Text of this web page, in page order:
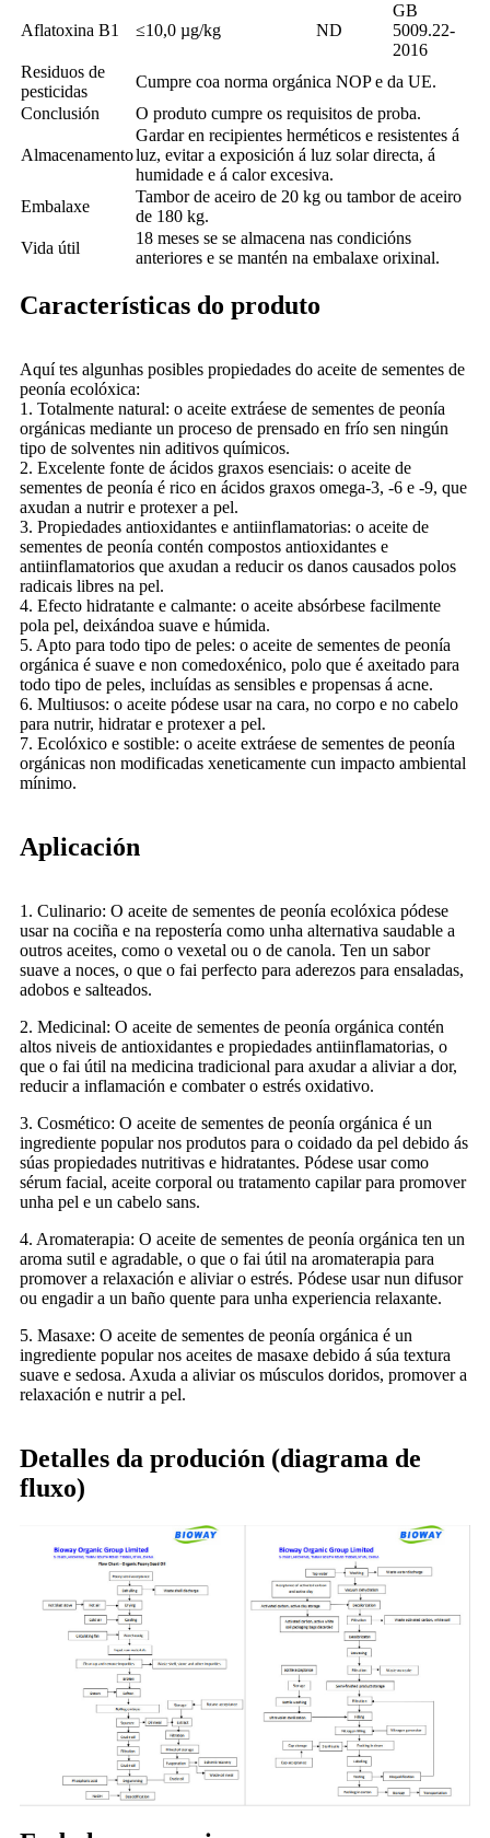
Aflatoxina B1 ≤10,0 µg/kg ND
GB
5009.22-
2016
Residuos de
pesticidas
Cumpre coa norma orgánica NOP e da UE.
Conclusión
O produto cumpre os requisitos de proba.
Almacenamento
Gardar en recipientes herméticos e resistentes á
luz, evitar a exposición á luz solar directa, á
humidade e á calor excesiva.
Embalaxe
Tambor de aceiro de 20 kg ou tambor de aceiro
de 180 kg.
Vida útil
18 meses se se almacena nas condicións
anteriores e se mantén na embalaxe orixinal.
Características do produto
Aquí tes algunhas posibles propiedades do aceite de sementes de
peonía ecolóxica:
1. Totalmente natural: o aceite extráese de sementes de peonía
orgánicas mediante un proceso de prensado en frío sen ningún
tipo de solventes nin aditivos químicos.
2. Excelente fonte de ácidos graxos esenciais: o aceite de
sementes de peonía é rico en ácidos graxos omega-3, -6 e -9, que
axudan a nutrir e protexer a pel.
3. Propiedades antioxidantes e antiinflamatorias: o aceite de
sementes de peonía contén compostos antioxidantes e
antiinflamatorios que axudan a reducir os danos causados ​​polos
radicais libres na pel.
4. Efecto hidratante e calmante: o aceite absórbese facilmente
pola pel, deixándoa suave e húmida.
5. Apto para todo tipo de peles: o aceite de sementes de peonía
orgánica é suave e non comedoxénico, polo que é axeitado para
todo tipo de peles, incluídas as sensibles e propensas á acne.
6. Multiusos: o aceite pódese usar na cara, no corpo e no cabelo
para nutrir, hidratar e protexer a pel.
7. Ecolóxico e sostible: o aceite extráese de sementes de peonía
orgánicas non modificadas xeneticamente cun impacto ambiental
mínimo.
Aplicación
1. Culinario: O aceite de sementes de peonía ecolóxica pódese
usar na cociña e na repostería como unha alternativa saudable a
outros aceites, como o vexetal ou o de canola. Ten un sabor
suave a noces, o que o fai perfecto para aderezos para ensaladas,
adobos e salteados.
2. Medicinal: O aceite de sementes de peonía orgánica contén
altos niveis de antioxidantes e propiedades antiinflamatorias, o
que o fai útil na medicina tradicional para axudar a aliviar a dor,
reducir a inflamación e combater o estrés oxidativo.
3. Cosmético: O aceite de sementes de peonía orgánica é un
ingrediente popular nos produtos para o coidado da pel debido ás
súas propiedades nutritivas e hidratantes. Pódese usar como
sérum facial, aceite corporal ou tratamento capilar para promover
unha pel e un cabelo sans.
4. Aromaterapia: O aceite de sementes de peonía orgánica ten un
aroma sutil e agradable, o que o fai útil na aromaterapia para
promover a relaxación e aliviar o estrés. Pódese usar nun difusor
ou engadir a un baño quente para unha experiencia relaxante.
5. Masaxe: O aceite de sementes de peonía orgánica é un
ingrediente popular nos aceites de masaxe debido á súa textura
suave e sedosa. Axuda a aliviar os músculos doridos, promover a
relaxación e nutrir a pel.
Detalles da produción (diagrama de
fluxo)